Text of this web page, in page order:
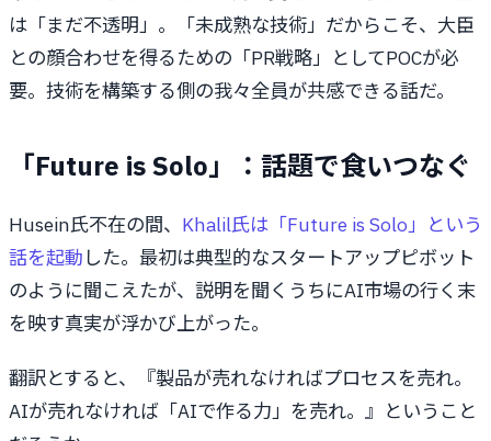
は「まだ不透明」。「未成熟な技術」だからこそ、大臣
との顔合わせを得るための「PR戦略」としてPOCが必
要。技術を構築する側の我々全員が共感できる話だ。
「Future is Solo」：話題で食いつなぐ
Husein氏不在の間、 Khalil氏は「Future is Solo」という
話を起動 した。最初は典型的なスタートアップピボット
のように聞こえたが、説明を聞くうちにAI市場の行く末
を映す真実が浮かび上がった。
翻訳とすると、『製品が売れなければプロセスを売れ。
AIが売れなければ「AIで作る力」を売れ。』ということ